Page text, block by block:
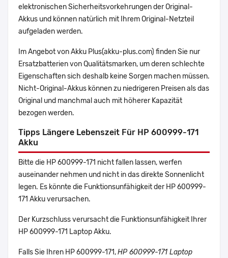
elektronischen Sicherheitsvorkehrungen der Original-
Akkus und können natürlich mit Ihrem Original-Netzteil
aufgeladen werden.
Im Angebot von Akku Plus(akku-plus.com) finden Sie nur
Ersatzbatterien von Qualitätsmarken, um deren schlechte
Eigenschaften sich deshalb keine Sorgen machen müssen.
Nicht-Original-Akkus können zu niedrigeren Preisen als das
Original und manchmal auch mit höherer Kapazität
bezogen werden.
Tipps Längere Lebenszeit Für HP 600999-171
Akku
Bitte die HP 600999-171 nicht fallen lassen, werfen
auseinander nehmen und nicht in das direkte Sonnenlicht
legen. Es könnte die Funktionsunfähigkeit der HP 600999-
171 Akku verursachen.
Der Kurzschluss verursacht die Funktionsunfähigkeit Ihrer
HP 600999-171 Laptop Akku.
Falls Sie Ihren HP 600999-171,HP 600999-171 Laptop